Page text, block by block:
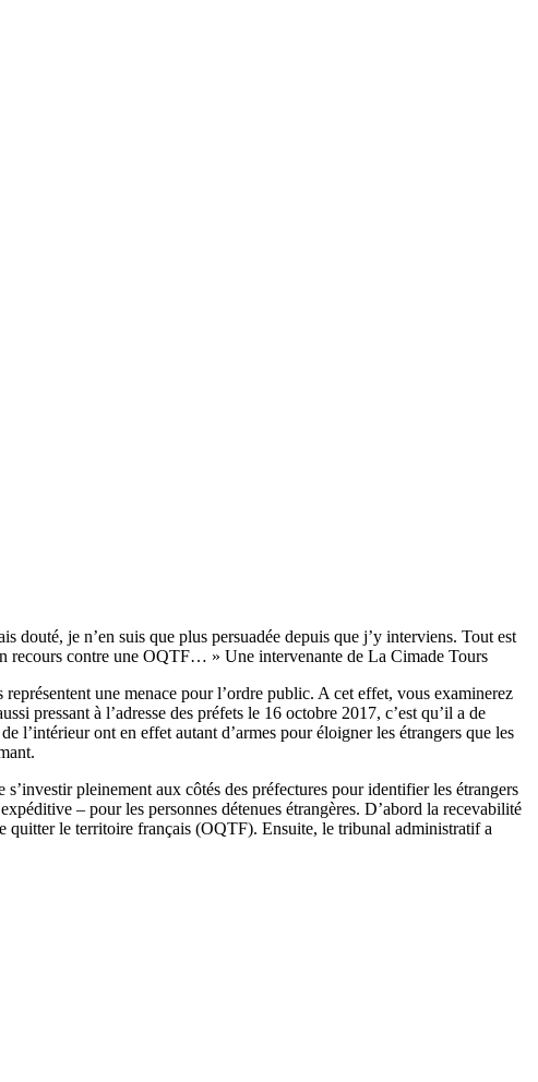
douté, je n’en suis que plus persuadée depuis que j’y interviens. Tout est
recours contre une OQTF… » Une intervenante de La Cimade Tours
une menace pour l’ordre public. A cet effet, vous examinerez
pressant à l’adresse des préfets le 16 octobre 2017, c’est qu’il a de
l’intérieur ont en effet autant d’armes pour éloigner les étrangers que les
pleinement aux côtés des préfectures pour identifier les étrangers
– pour les personnes détenues étrangères. D’abord la recevabilité
quitter le territoire français (OQTF). Ensuite, le tribunal administratif a